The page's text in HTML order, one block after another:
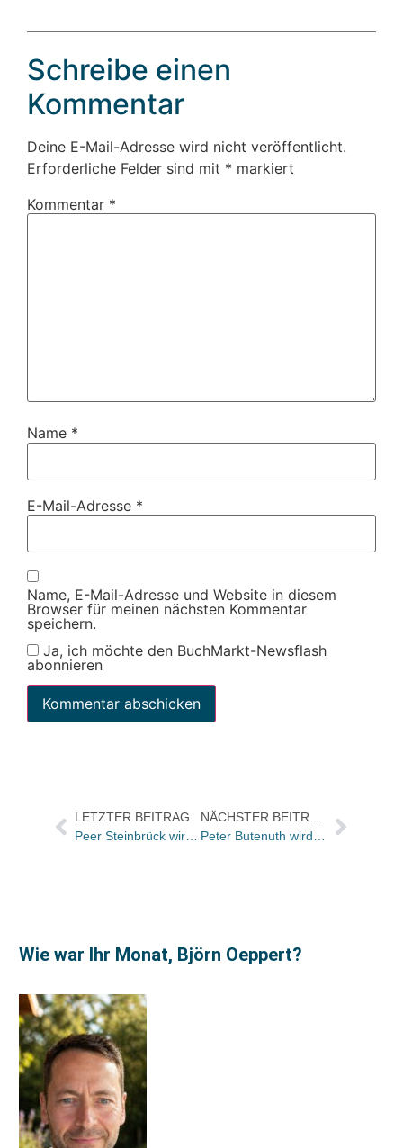
Schreibe einen
Kommentar
Deine E-Mail-Adresse wird nicht veröffentlicht.
Erforderliche Felder sind mit * markiert
Kommentar *
Name *
E-Mail-Adresse *
Name, E-Mail-Adresse und Website in diesem
Browser für meinen nächsten Kommentar
speichern.
Ja, ich möchte den BuchMarkt-Newsflash
abonnieren
LETZTER BEITRAG
Peer Steinbrück wird HoCa-Autor
Wie war Ihr Monat, Björn Oeppert?